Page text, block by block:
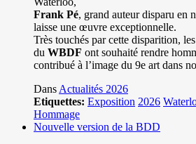
Frank Pé, grand auteur disparu en
laisse une œuvre exceptionnelle.
Très touchés par cette disparition,
du WBDF ont souhaité rendre
contribué à l’image du 9e art dans
Dans Actualités 2026
Etiquettes: Exposition 2026
Hommage
Nouvelle version de la BDD